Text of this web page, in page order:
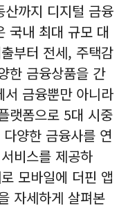
산까지 디지털 금융
국내 최대 규모 대
부터 전세, 주택감
한 금융상품을 간
금융뿐만 아니라
랫폼으로 5대 시중
양한 금융사를 연
비스를 제공하
모바일에 더핀 앱
자세하게 살펴본